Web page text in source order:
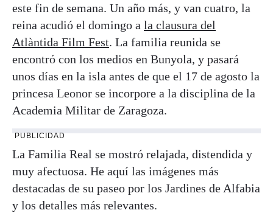
este fin de semana. Un año más, y van cuatro, la
reina acudió el domingo a la clausura del
Atlàntida Film Fest. La familia reunida se
encontró con los medios en Bunyola, y pasará
unos días en la isla antes de que el 17 de agosto la
princesa Leonor se incorpore a la disciplina de la
Academia Militar de Zaragoza.
PUBLICIDAD
La Familia Real se mostró relajada, distendida y
muy afectuosa. He aquí las imágenes más
destacadas de su paseo por los Jardines de Alfabia
y los detalles más relevantes.